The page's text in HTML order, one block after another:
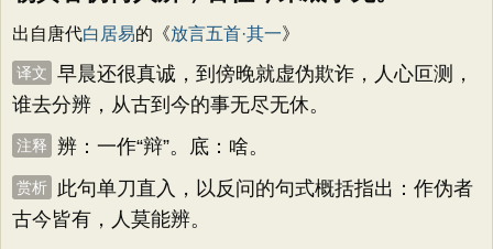
出自唐代白居易的《放言五首·其一》
译文
早晨还很真诚，到傍晚就虚伪欺诈，人心叵测，
谁去分辨，从古到今的事无尽无休。
注释 辨：一作“辩”。底：啥。
赏析
此句单刀直入，以反问的句式概括指出：作伪者
古今皆有，人莫能辨。